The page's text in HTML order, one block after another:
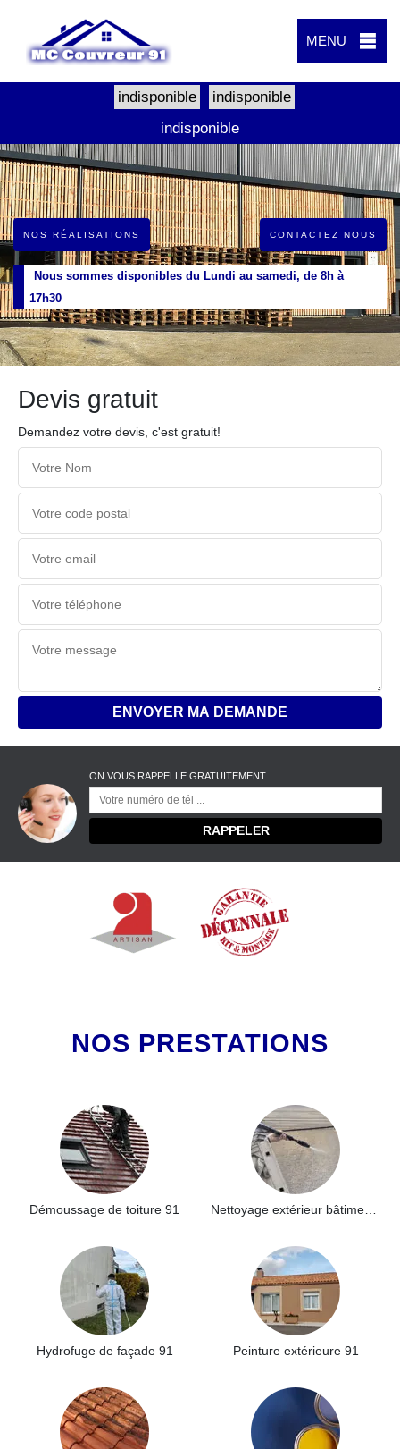
MENU
indisponible
indisponible
indisponible
NOS RÉALISATIONS CONTACTEZ NOUS
Nous sommes disponibles du Lundi au samedi, de 8h à
17h30
Devis gratuit
Demandez votre devis, c'est gratuit!
ON VOUS RAPPELLE GRATUITEMENT
NOS PRESTATIONS
Démoussage de toiture 91
Hydrofuge de façade 91 Peinture extérieure 91